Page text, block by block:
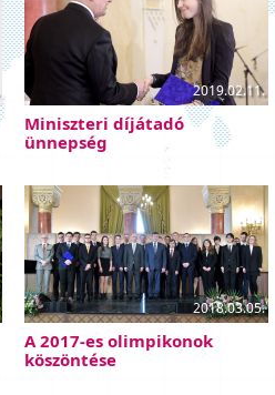
2019.02.11.
Miniszteri díjátadó
ünnepség
2018.03.05.
A 2017-es olimpikonok
köszöntése